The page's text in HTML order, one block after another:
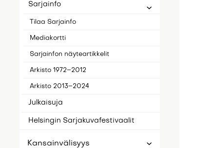
Sarjainfo
Tilaa Sarjainfo
Mediakortti
Sarjainfon näyteartikkelit
Arkisto 1972–2012
Arkisto 2013–2024
Julkaisuja
Helsingin Sarjakuvafestivaalit
Kansainvälisyys